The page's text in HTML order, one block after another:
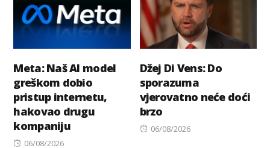
Meta: Naš AI model
greškom dobio
pristup internetu,
hakovao drugu
kompaniju
Posted
06/08/2026
Džej Di Vens: Do
sporazuma
vjerovatno neće doći
brzo
Posted
06/08/2026